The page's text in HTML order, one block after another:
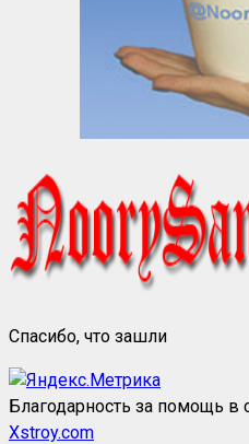
Спасибо, что зашли
Благодарность за помощь в
Xstroy.com